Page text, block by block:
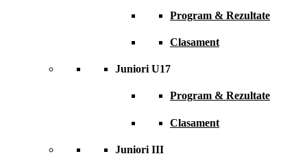
Program & Rezultate
Clasament
Juniori U17
Program & Rezultate
Clasament
Juniori III